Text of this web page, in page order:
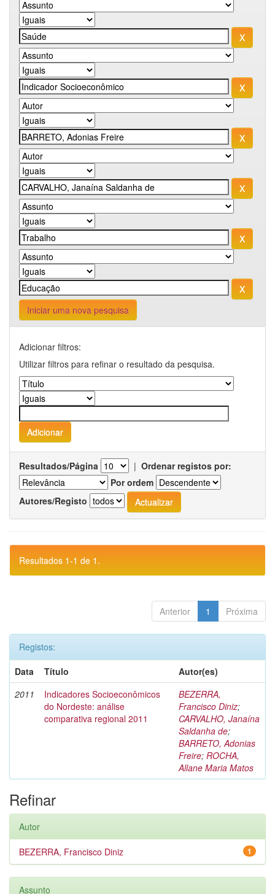
Iniciar uma nova pesquisa
Adicionar filtros:
Utilizar filtros para refinar o resultado da pesquisa.
Resultados/Página | Ordenar registos por:
Por ordem
Autores/Registo
Resultados 1-1 de 1.
Anterior 1 Próxima
Registos:
Data
Título
Autor(es)
2011
Indicadores Socioeconômicos
do Nordeste: análise
comparativa regional 2011
BEZERRA,
Francisco Diniz;
CARVALHO, Janaína
Saldanha de;
BARRETO, Adonias
Freire; ROCHA,
Allane Maria Matos
Refinar
Autor
1
BEZERRA, Francisco Diniz
Assunto